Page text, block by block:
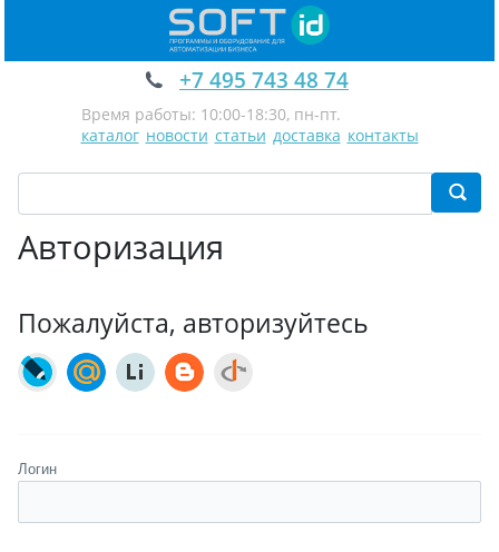
+7 495 743 48 74
Время работы: 10:00-18:30, пн-пт.
каталог новости статьи доставка контакты
Авторизация
Пожалуйста, авторизуйтесь
Логин